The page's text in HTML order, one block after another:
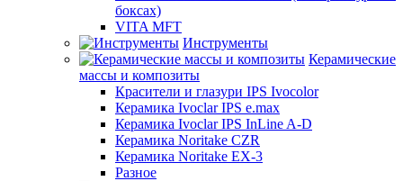
боксах)
VITA MFT
Инструменты
Керамические
массы и композиты
Красители и глазури IPS Ivocolor
Керамика Ivoclar IPS e.max
Керамика Ivoclar IPS InLine A-D
Керамика Noritake CZR
Керамика Noritake EX-3
Разное